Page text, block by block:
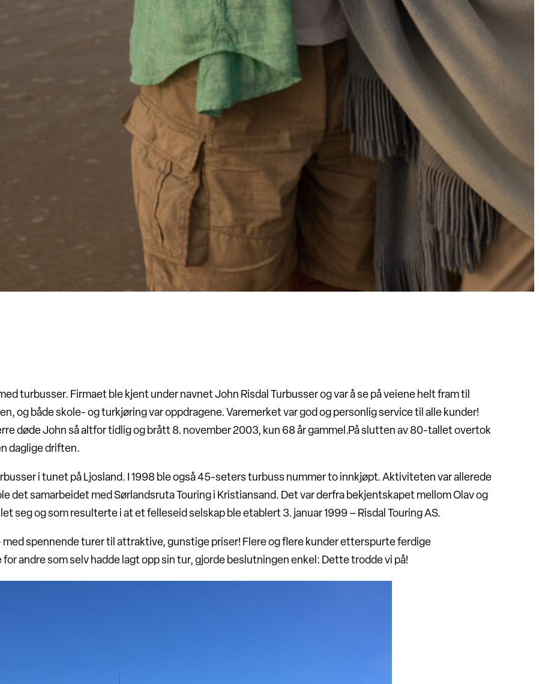
turbusser. Firmaet ble kjent under navnet John Risdal Turbusser og var å se på veiene helt fram til
og både skole- og turkjøring var oppdragene. Varemerket var god og personlig service til alle kunder!
døde John så altfor tidlig og brått 8. november 2003, kun 68 år gammel.På slutten av 80-tallet overtok
daglige driften.
i tunet på Ljosland. I 1998 ble også 45-seters turbuss nummer to innkjøpt. Aktiviteten var allerede
det samarbeidet med Sørlandsruta Touring i Kristiansand. Det var derfra bekjentskapet mellom Olav og
seg og som resulterte i at et felleseid selskap ble etablert 3. januar 1999 – Risdal Touring AS.
spennende turer til attraktive, gunstige priser! Flere og flere kunder etterspurte ferdige
andre som selv hadde lagt opp sin tur, gjorde beslutningen enkel: Dette trodde vi på!